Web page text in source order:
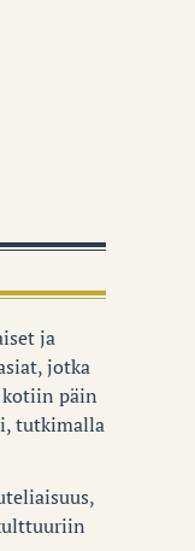
ja
jotka
kotiin päin
tutkimalla